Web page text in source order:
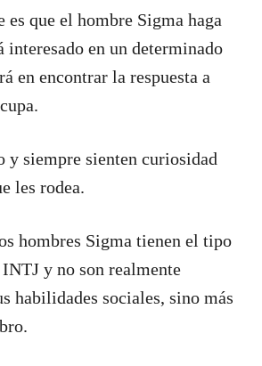
es que el hombre Sigma haga
interesado en un determinado
en encontrar la respuesta a
y siempre sienten curiosidad
les rodea.
hombres Sigma tienen el tipo
y no son realmente
habilidades sociales, sino más